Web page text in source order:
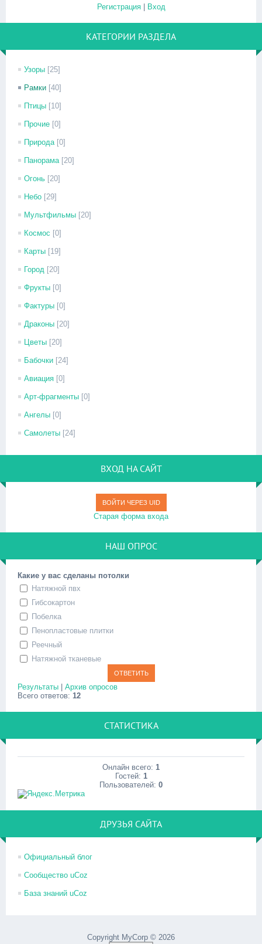
Регистрация| Вход
КАТЕГОРИИ РАЗДЕЛА
Узоры [25]
Рамки [40]
Птицы [10]
Прочие [0]
Природа [0]
Панорама [20]
Огонь [20]
Небо [29]
Мультфильмы [20]
Космос [0]
Карты [19]
Город [20]
Фрукты [0]
Фактуры [0]
Драконы [20]
Цветы [20]
Бабочки [24]
Авиация [0]
Арт-фрагменты [0]
Ангелы [0]
Самолеты [24]
ВХОД НА САЙТ
ВОЙТИ ЧЕРЕЗ UID
Старая форма входа
НАШ ОПРОС
Какие у вас сделаны потолки
Натяжной пвх
Гибсокартон
Побелка
Пенопластовые плитки
Реечный
Натяжной тканевые
Результаты | Архив опросов
Всего ответов: 12
СТАТИСТИКА
Онлайн всего: 1
Гостей: 1
Пользователей: 0
ДРУЗЬЯ САЙТА
Официальный блог
Сообщество uCoz
База знаний uCoz
Copyright MyCorp © 2026